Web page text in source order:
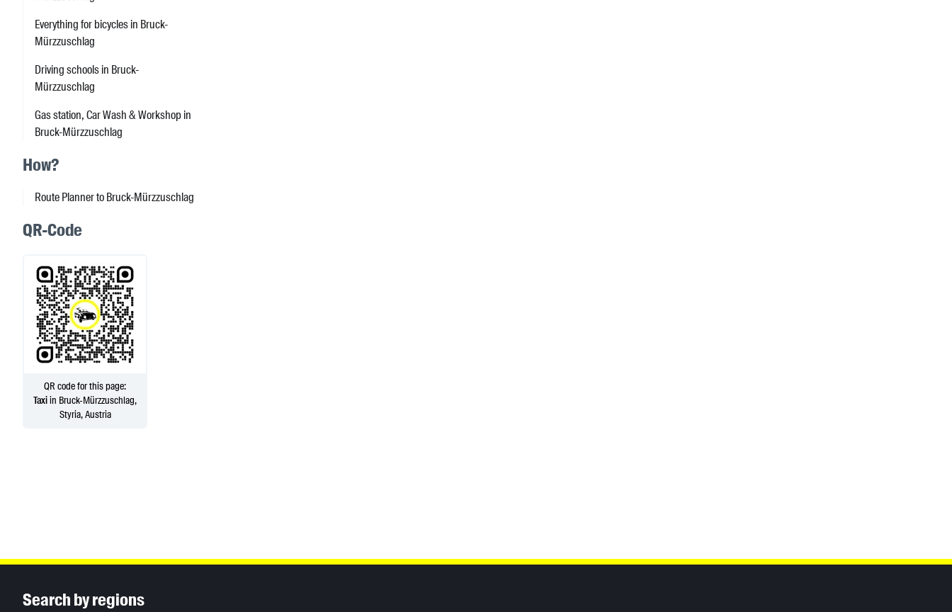
Everything for bicycles in Bruck-
Mürzzuschlag
Driving schools in Bruck-
Mürzzuschlag
Gas station, Car Wash & Workshop in
Bruck-Mürzzuschlag
How?
Route Planner to Bruck-Mürzzuschlag
QR-Code
QR code for this page:
Taxiin Bruck-Mürzzuschlag,
Styria, Austria
Search by regions